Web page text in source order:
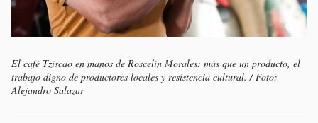
El café Tziscao en manos de Roscelín Morales: más que un producto, el
trabajo digno de productores locales y resistencia cultural. / Foto:
Alejandro Salazar